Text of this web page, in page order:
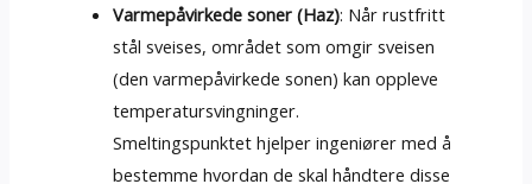
Varmepåvirkede soner (Haz): Når rustfritt
stål sveises, området som omgir sveisen
(den varmepåvirkede sonen) kan oppleve
temperatursvingninger.
Smeltingspunktet hjelper ingeniører med å
bestemme hvordan de skal håndtere disse